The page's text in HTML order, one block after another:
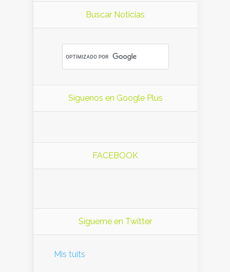
Buscar Noticias
Síguenos en Google Plus
FACEBOOK
Sígueme en Twitter
Mis tuits